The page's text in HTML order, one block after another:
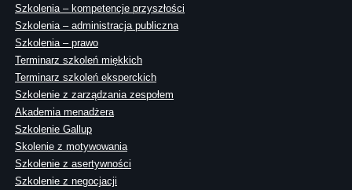
Szkolenia – kompetencje przyszłości
Szkolenia – administracja publiczna
Szkolenia – prawo
Terminarz szkoleń miękkich
Terminarz szkoleń eksperckich
Szkolenie z zarządzania zespołem
Akademia menadżera
Szkolenie Gallup
Skolenie z motywowania
Szkolenie z asertywności
Szkolenie z negocjacji